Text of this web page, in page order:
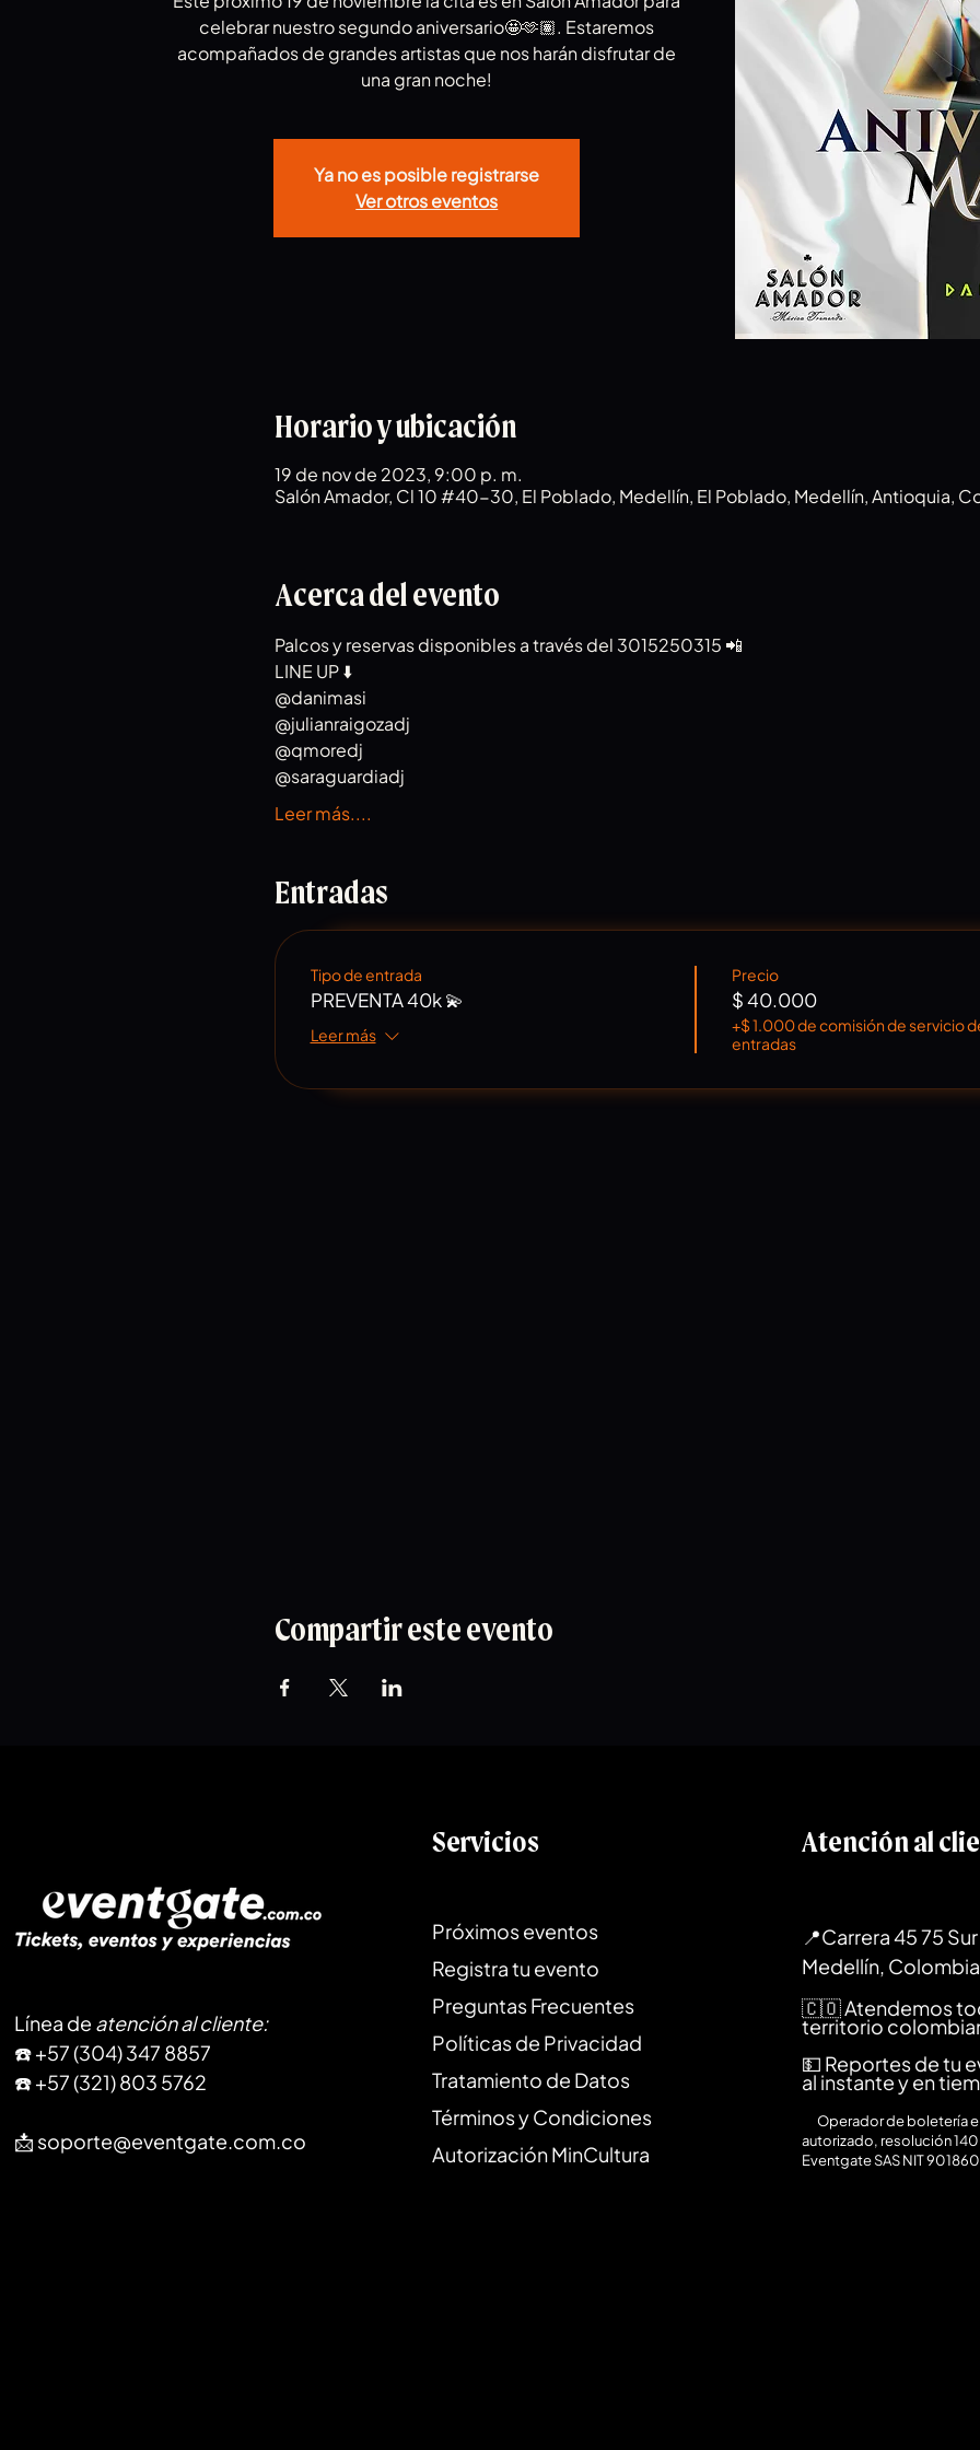
celebrar nuestro segundo aniversario🤩🫶🏽. Estaremos
acompañados de grandes artistas que nos harán disfrutar de
una gran noche!
Ya no es posible registrarse
Ver otros eventos
Horario y ubicación
19 de nov de 2023, 9:00 p. m.
Salón Amador, Cl 10 #40-30, El Poblado, Medellín, El Poblado, Medellín, Antioquia,
Acerca del evento
Palcos y reservas disponibles a través del 3015250315 📲
LINE UP ⬇️
@danimasi
@julianraigozadj
@qmoredj
@saraguardiadj
Leer más....
Entradas
Tipo de entrada
PREVENTA 40k 💫
Leer más
Precio
$ 40.000
+$ 1.000 de comisión de servicio
entradas
Compartir este evento
Línea de atención al cliente:
​☎️ +57 (304) 347 8857
☎️ +57 (321) 803 5762
📩 soporte@eventgate.com.co
Servicios
Próximos eventos
Registra tu evento
Preguntas Frecuentes
Políticas de Privacidad
Tratamiento de Datos
Términos y Condiciones
Autorización MinCultura
Atención al
📍Carrera 45 75 Sur
Medellín, Colombia
🇨🇴 Atendemos
territorio
💵 Reportes de tu
al instante y en
Operador de boletería
autorizado, resolución
Eventgate SAS NIT